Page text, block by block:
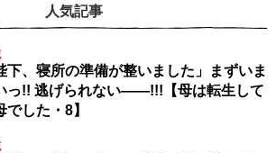
人気記事
下、寝所の準備が整いました」まずいま
っ!! 逃げられない――!!!【母は転生して
でした・8】